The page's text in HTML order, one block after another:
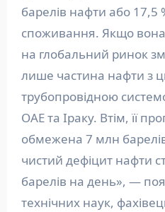
барелів нафти або 17,5
споживання. Якщо
на глобальний ринок
лише частина нафти з
трубопровідною
ОАЕ та Іраку. Втім, її
обмежена 7 млн
чистий дефіцит нафти
барелів на день», —
технічних наук,